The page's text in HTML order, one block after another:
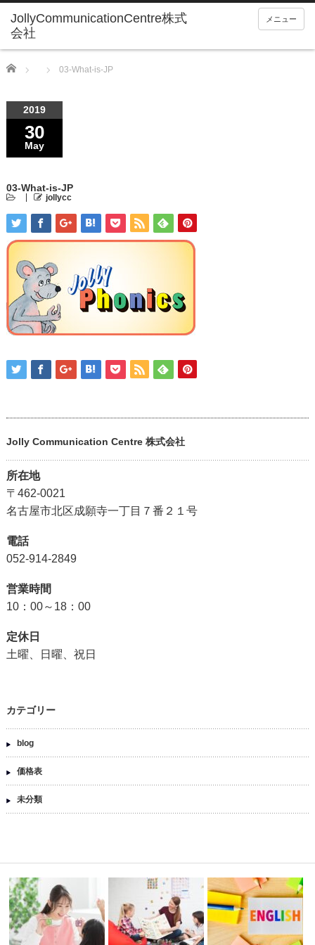
メニュー
Home 03-What-is-JP
2019
30
May
03-What-is-JP
jollycc
Jolly Communication Centre 株式会社
所在地
〒462-0021
名古屋市北区成願寺一丁目７番２１号
電話
052-914-2849
営業時間
10：00～18：00
定休日
土曜、日曜、祝日
カテゴリー
blog
価格表
未分類